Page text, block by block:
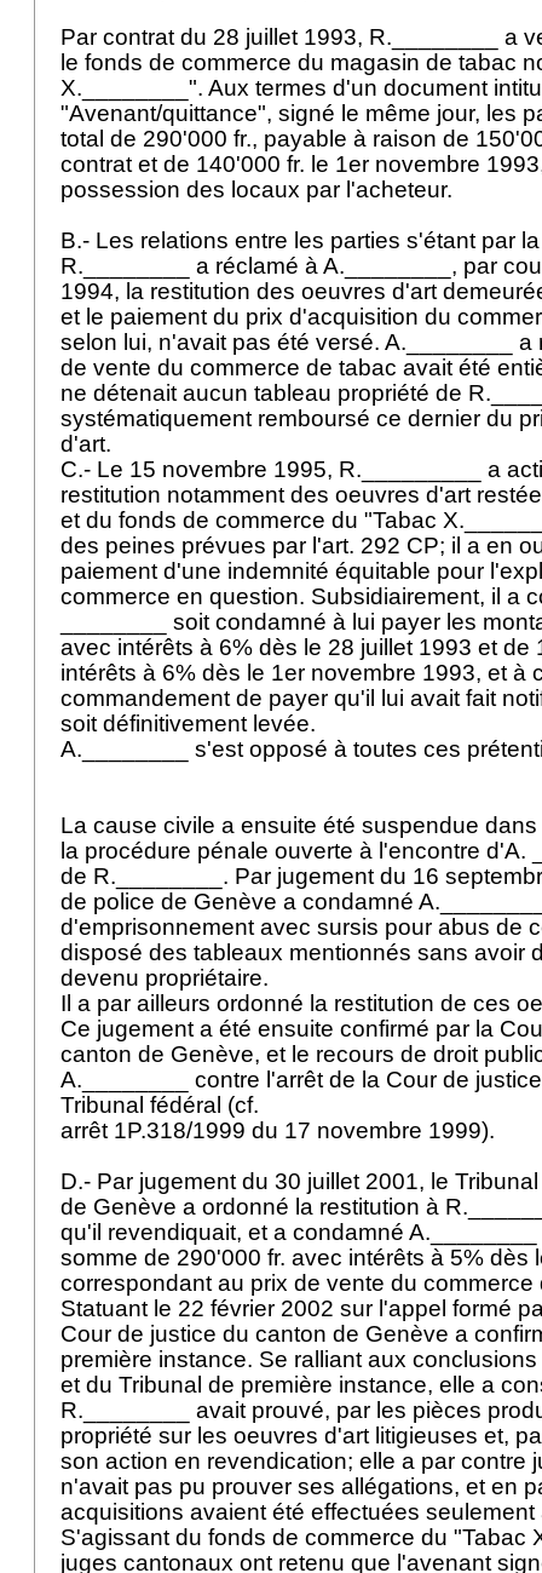
Par contrat du 28 juillet 1993, R.________ a
le fonds de commerce du magasin de tabac
X.________". Aux termes d'un document
"Avenant/quittance", signé le même jour, les
total de 290'000 fr., payable à raison de
contrat et de 140'000 fr. le 1er novembre
possession des locaux par l'acheteur.
B.- Les relations entre les parties s'étant par
R.________ a réclamé à A.________, par
1994, la restitution des oeuvres d'art
et le paiement du prix d'acquisition du
selon lui, n'avait pas été versé. A.________ a
de vente du commerce de tabac avait été
ne détenait aucun tableau propriété de
systématiquement remboursé ce dernier du
d'art.
C.- Le 15 novembre 1995, R._________ a
restitution notamment des oeuvres d'art
et du fonds de commerce du "Tabac
des peines prévues par l'art. 292 CP; il a en
paiement d'une indemnité équitable pour
commerce en question. Subsidiairement, il a
________ soit condamné à lui payer les
avec intérêts à 6% dès le 28 juillet 1993 et de
intérêts à 6% dès le 1er novembre 1993, et à
commandement de payer qu'il lui avait fait
soit définitivement levée.
A.________ s'est opposé à toutes ces
La cause civile a ensuite été suspendue
la procédure pénale ouverte à l'encontre d'A.
de R.________. Par jugement du 16
de police de Genève a condamné
d'emprisonnement avec sursis pour abus de
disposé des tableaux mentionnés sans avoir
devenu propriétaire.
Il a par ailleurs ordonné la restitution de ces
Ce jugement a été ensuite confirmé par la
canton de Genève, et le recours de droit
A.________ contre l'arrêt de la Cour de
Tribunal fédéral (cf.
arrêt 1P.318/1999 du 17 novembre 1999).
D.- Par jugement du 30 juillet 2001, le
de Genève a ordonné la restitution à
qu'il revendiquait, et a condamné
somme de 290'000 fr. avec intérêts à 5% dès
correspondant au prix de vente du
Statuant le 22 février 2002 sur l'appel formé
Cour de justice du canton de Genève a
première instance. Se ralliant aux
et du Tribunal de première instance, elle a
R.________ avait prouvé, par les pièces
propriété sur les oeuvres d'art litigieuses et,
son action en revendication; elle a par contre
n'avait pas pu prouver ses allégations, et en
acquisitions avaient été effectuées seulement
S'agissant du fonds de commerce du "Tabac
juges cantonaux ont retenu que l'avenant